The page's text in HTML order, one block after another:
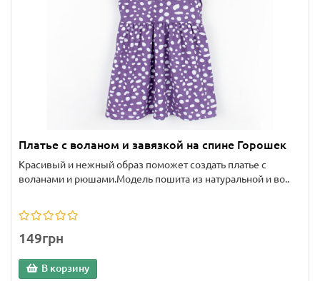
Платье с воланом и завязкой на спине Горошек
Красивый и нежный образ поможет создать платье с
воланами и рюшами.Модель пошита из натуральной и во..
149грн
В корзину